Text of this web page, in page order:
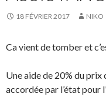
18 FÉVRIER 2017 NIKO
Ca vient de tomber et
Une aide de 20% du prix
accordée par l’état pour